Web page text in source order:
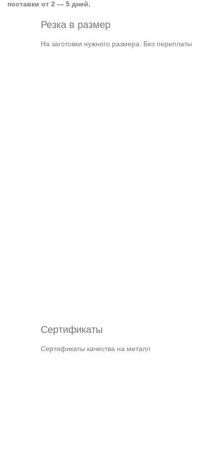
поставки от 2 — 5 дней.
Резка в размер
На заготовки нужного размера. Без переплаты
Сертификаты
Сертификаты качества на металл